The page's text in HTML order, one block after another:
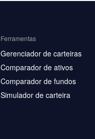
Ferramentas
Gerenciador de carteiras
Comparador de ativos
Comparador de fundos
Simulador de carteira